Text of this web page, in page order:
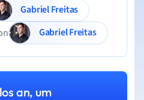
Gabriel Freitas
Gabriel Freitas
an, um